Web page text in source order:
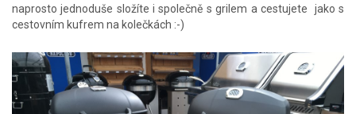
naprosto jednoduše složíte i společně s grilem a cestujete jako s
cestovním kufrem na kolečkách :-)